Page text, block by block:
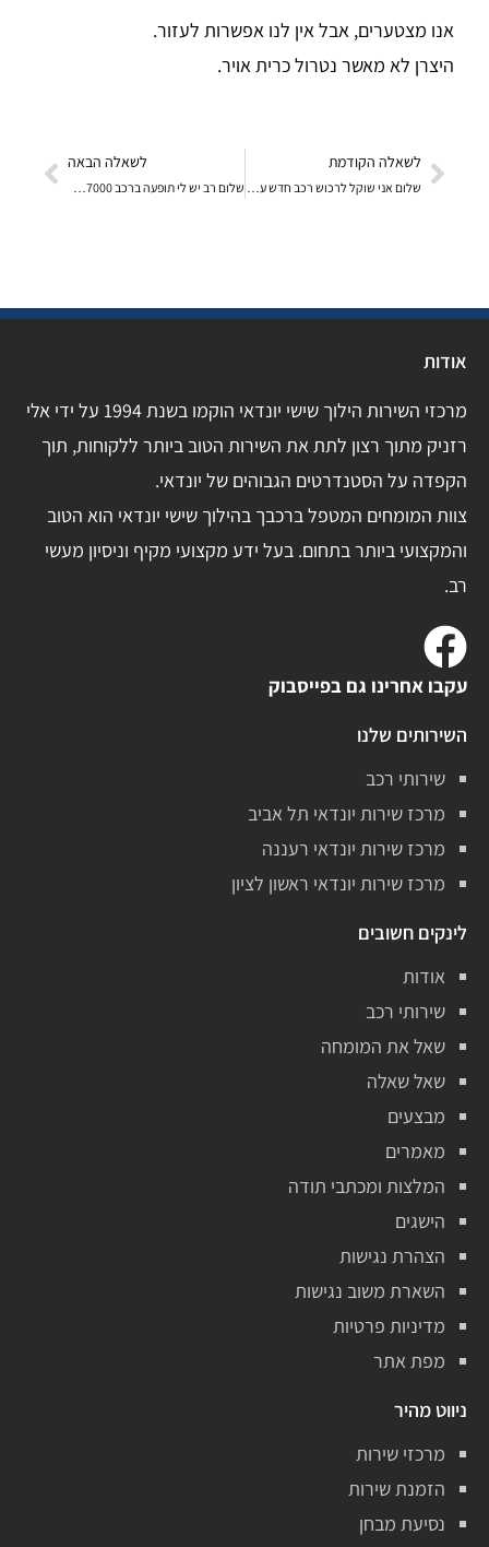
אנו מצטערים, אבל אין לנו אפשרות לעזור.
היצרן לא מאשר נטרול כרית אויר.
לשאלה הקודמת לשאלה הבאה
אודות
מרכזי השירות הילוך שישי יונדאי הוקמו בשנת 1994 על ידי אלי
רזניק מתוך רצון לתת את השירות הטוב ביותר ללקוחות, תוך
הקפדה על הסטנדרטים הגבוהים של יונדאי.
צוות המומחים המטפל ברכבך בהילוך שישי יונדאי הוא הטוב
והמקצועי ביותר בתחום. בעל ידע מקצועי מקיף וניסיון מעשי
רב.
עקבו אחרינו גם בפייסבוק
השירותים שלנו
שירותי רכב
מרכז שירות יונדאי תל אביב
מרכז שירות יונדאי רעננה
מרכז שירות יונדאי ראשון לציון
לינקים חשובים
אודות
שירותי רכב
שאל את המומחה
שאל שאלה
מבצעים
מאמרים
המלצות ומכתבי תודה
הישגים
הצהרת נגישות
השארת משוב נגישות
מדיניות פרטיות
מפת אתר
ניווט מהיר
מרכזי שירות
הזמנת שירות
נסיעת מבחן